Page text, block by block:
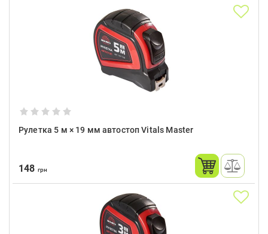
Рулетка 5 м × 19 мм автостоп Vitals Master
148 грн